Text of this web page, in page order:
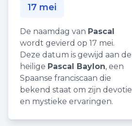
17 mei
De naamdag van Pascal
wordt gevierd op 17 mei.
Deze datum is gewijd aan de
heilige Pascal Baylon, een
Spaanse franciscaan die
bekend staat om zijn devotie
en mystieke ervaringen.